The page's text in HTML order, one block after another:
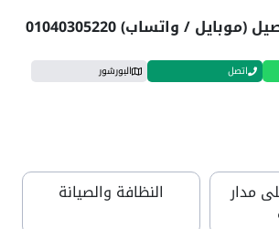
/ واتساب) 01040305220
اتصل البورشور
مدار النظافة والصيانة